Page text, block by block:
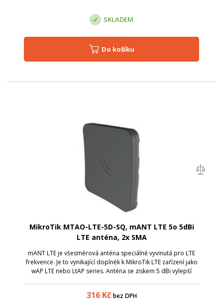
SKLADEM
Do košíku
MikroTik MTAO-LTE-5D-SQ, mANT LTE 5o 5dBi
LTE anténa, 2x SMA
mANT LTE je všesměrová anténa speciálně vyvinutá pro LTE
frekvence. Je to vynikající doplněk k MikroTik LTE zařízení jako
wAP LTE nebo LtAP series. Anténa se ziskem 5 dBi vylepší
316Kč bez DPH